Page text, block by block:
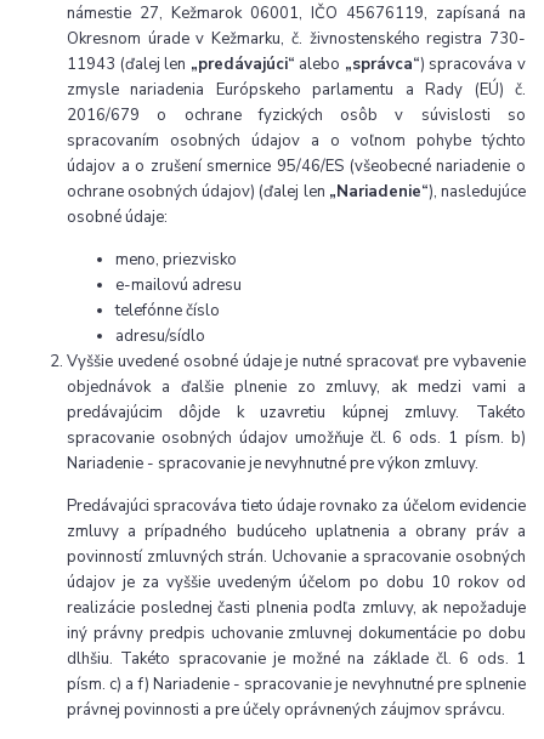
námestie 27, Kežmarok 06001, IČO 45676119, zapísaná na
Okresnom úrade v Kežmarku, č. živnostenského registra 730-
11943 (ďalej len „predávajúci“ alebo „správca“) spracováva v
zmysle nariadenia Európskeho parlamentu a Rady (EÚ) č.
2016/679 o ochrane fyzických osôb v súvislosti so
spracovaním osobných údajov a o voľnom pohybe týchto
údajov a o zrušení smernice 95/46/ES (všeobecné nariadenie o
ochrane osobných údajov) (ďalej len „Nariadenie“), nasledujúce
osobné údaje:
meno, priezvisko
e-mailovú adresu
telefónne číslo
adresu/sídlo
Vyššie uvedené osobné údaje je nutné spracovať pre vybavenie
objednávok a ďalšie plnenie zo zmluvy, ak medzi vami a
predávajúcim dôjde k uzavretiu kúpnej zmluvy. Takéto
spracovanie osobných údajov umožňuje čl. 6 ods. 1 písm. b)
Nariadenie - spracovanie je nevyhnutné pre výkon zmluvy.
Predávajúci spracováva tieto údaje rovnako za účelom evidencie
zmluvy a prípadného budúceho uplatnenia a obrany práv a
povinností zmluvných strán. Uchovanie a spracovanie osobných
údajov je za vyššie uvedeným účelom po dobu 10 rokov od
realizácie poslednej časti plnenia podľa zmluvy, ak nepožaduje
iný právny predpis uchovanie zmluvnej dokumentácie po dobu
dlhšiu. Takéto spracovanie je možné na základe čl. 6 ods. 1
písm. c) a f) Nariadenie - spracovanie je nevyhnutné pre splnenie
právnej povinnosti a pre účely oprávnených záujmov správcu.